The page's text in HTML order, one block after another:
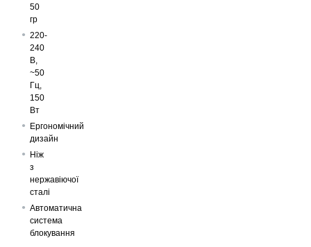
50
гр
220-
240
В,
~50
Гц,
150
Вт
Ергономічний
дизайн
Ніж
з
нержавіючої
сталі
Автоматична
система
блокування